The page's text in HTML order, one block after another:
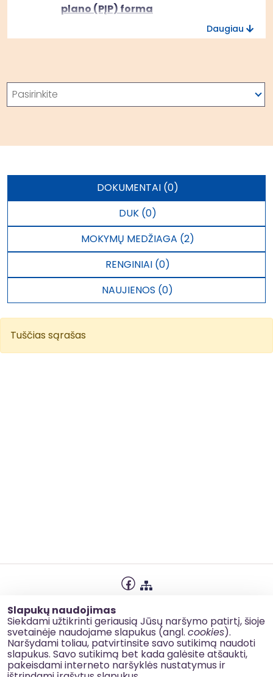
Slapukų naudojimas
Siekdami užtikrinti geriausią Jūsų naršymo patirtį, šioje
svetainėje naudojame slapukus (angl. cookies).
Naršydami toliau, patvirtinsite savo sutikimą naudoti
slapukus. Savo sutikimą bet kada galėsite atšaukti,
pakeisdami interneto naršyklės nustatymus ir
plano (PĮP) forma
Daugiau
Paieška
Pasirinkite
DOKUMENTAI (0)
DUK (0)
MOKYMŲ MEDŽIAGA (2)
RENGINIAI (0)
NAUJIENOS (0)
Tuščias sąrašas
Slapukų naudojimas
Korupcijos prevencija
Kontaktai